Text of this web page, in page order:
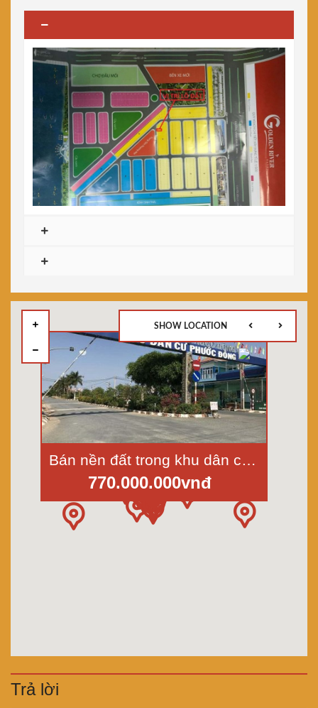
Bán nền đất trong khu dân cư mới Phước Đông, Cần Đước, Long An, lô 5x20m, mt đường số 9
770.000.000vnđ
SHOW LOCATION
Trả lời